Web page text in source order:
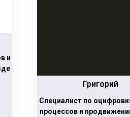
и
Григорий
Специалист по
процессов и